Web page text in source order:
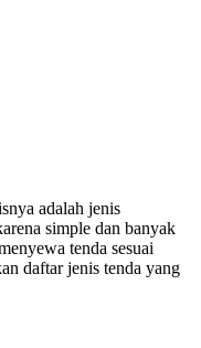
adalah jenis
simple dan banyak
tenda sesuai
daftar jenis tenda yang